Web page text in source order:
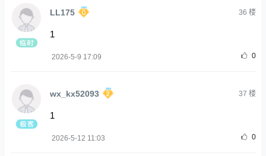
LL175 36 楼
1
2026-5-9 17:09 0
wx_kx52093 37 楼
1
2026-5-12 11:03 0